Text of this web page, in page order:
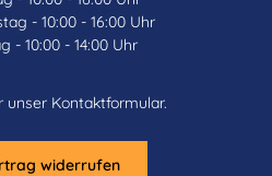
- 10:00 - 16:00 Uhr
- 10:00 - 14:00 Uhr
unser Kontaktformular.
widerrufen